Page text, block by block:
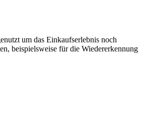
um das Einkaufserlebnis noch
beispielsweise für die Wiedererkennung